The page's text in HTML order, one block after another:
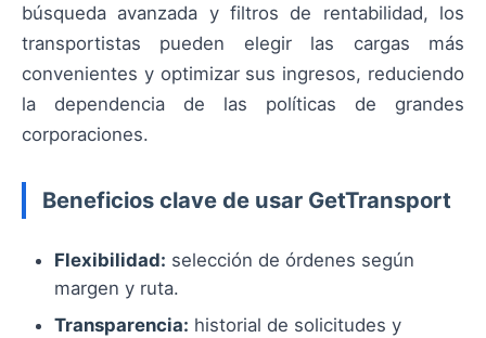
búsqueda avanzada y filtros de rentabilidad, los
transportistas pueden elegir las cargas más
convenientes y optimizar sus ingresos, reduciendo
la dependencia de las políticas de grandes
corporaciones.
Beneficios clave de usar GetTransport
Flexibilidad: selección de órdenes según
margen y ruta.
Transparencia: historial de solicitudes y